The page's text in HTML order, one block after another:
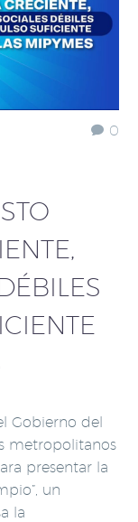
0
Gobierno del
metropolitanos
presentar la
un
la